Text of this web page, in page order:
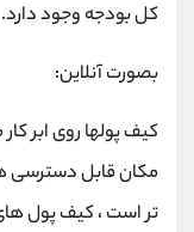
کل بودجه وجود دارد.
بصورت آنلاین:
کیف پولها روی ابر
مکان قابل دسترسی
تر است ، کیف پول